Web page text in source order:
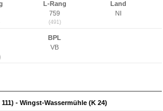
L-Rang
759
(491)
Land
NI
BPL
VB
- Wingst-Wassermühle (K 24)